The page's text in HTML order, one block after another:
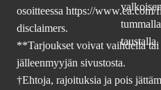
osoitteessa https://www.ea.com/
disclaimers.
**Tarjoukset voivat vaihdella
jälleenmyyjän sivustosta.
†Ehtoja, rajoituksia ja pois